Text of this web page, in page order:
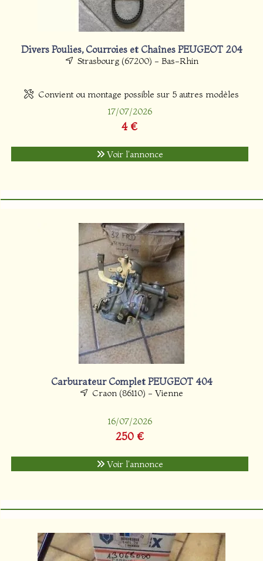
Divers Poulies, Courroies et Chaînes PEUGEOT 204
Strasbourg (67200) - Bas-Rhin
Convient ou montage possible sur 5 autres modèles
17/07/2026
4 €
Voir l'annonce
Carburateur Complet PEUGEOT 404
Craon (86110) - Vienne
16/07/2026
250 €
Voir l'annonce